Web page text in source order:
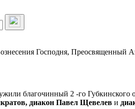
Господня, Преосвященный
благочинный 2 -го Губкинского
диакон Павел Щевелев и